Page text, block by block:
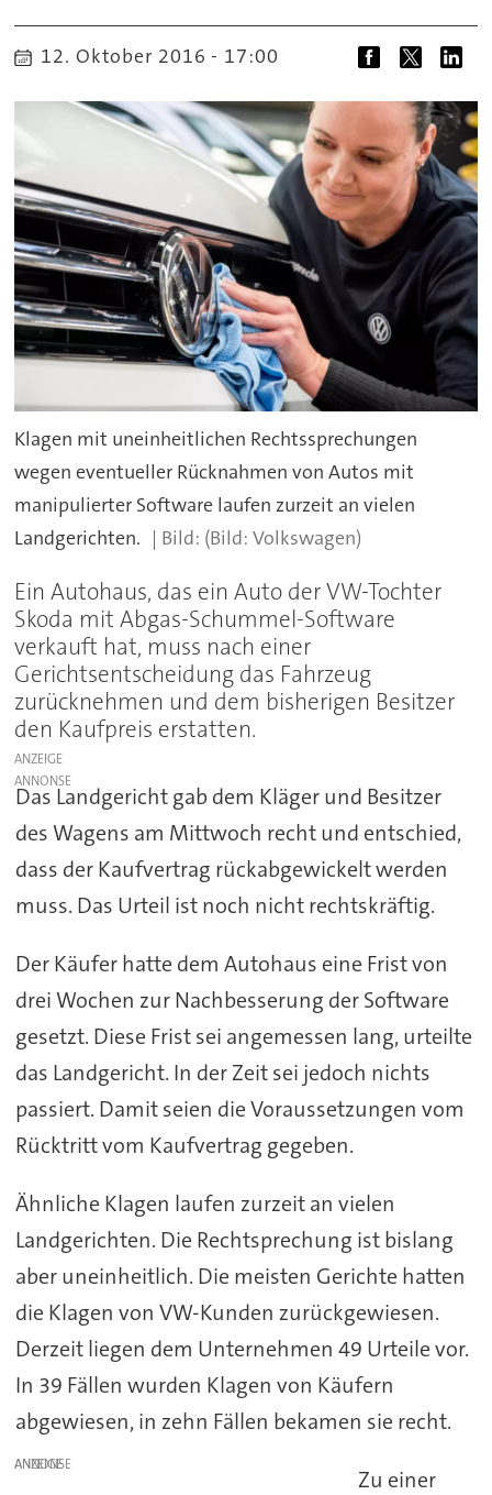
12. Oktober 2016 - 17:00
Klagen mit uneinheitlichen Rechtssprechungen
wegen eventueller Rücknahmen von Autos mit
manipulierter Software laufen zurzeit an vielen
Landgerichten.
(Bild: Volkswagen)
Ein Autohaus, das ein Auto der VW-Tochter
Skoda mit Abgas-Schummel-Software
verkauft hat, muss nach einer
Gerichtsentscheidung das Fahrzeug
zurücknehmen und dem bisherigen Besitzer
den Kaufpreis erstatten.
ANZEIGE
Das Landgericht gab dem Kläger und Besitzer
des Wagens am Mittwoch recht und entschied,
dass der Kaufvertrag rückabgewickelt werden
muss. Das Urteil ist noch nicht rechtskräftig.
Der Käufer hatte dem Autohaus eine Frist von
drei Wochen zur Nachbesserung der Software
gesetzt. Diese Frist sei angemessen lang, urteilte
das Landgericht. In der Zeit sei jedoch nichts
passiert. Damit seien die Voraussetzungen vom
Rücktritt vom Kaufvertrag gegeben.
Ähnliche Klagen laufen zurzeit an vielen
Landgerichten. Die Rechtsprechung ist bislang
aber uneinheitlich. Die meisten Gerichte hatten
die Klagen von VW-Kunden zurückgewiesen.
Derzeit liegen dem Unternehmen 49 Urteile vor.
In 39 Fällen wurden Klagen von Käufern
abgewiesen, in zehn Fällen bekamen sie recht.
ANZEIGE
Zu einer